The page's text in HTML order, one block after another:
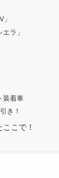
ラ」
装着車
き！
こで！